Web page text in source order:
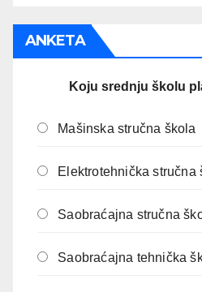
ANKETA
Koju srednju školu
Mašinska stručna škola
Elektrotehnička stručna
Saobraćajna stručna
Saobraćajna tehnička